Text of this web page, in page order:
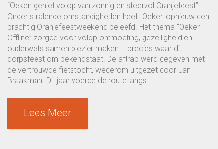
“Oeken geniet volop van zonnig en sfeervol Oranjefeest”
Onder stralende omstandigheden heeft Oeken opnieuw een
prachtig Oranjefeestweekend beleefd. Het thema “Oeken-
Offline” zorgde voor volop ontmoeting, gezelligheid en
ouderwets samen plezier maken – precies waar dit
dorpsfeest om bekendstaat. De aftrap werd gegeven met
de vertrouwde fietstocht, wederom uitgezet door Jan
Braakman. Dit jaar voerde de route langs...
Lees Meer